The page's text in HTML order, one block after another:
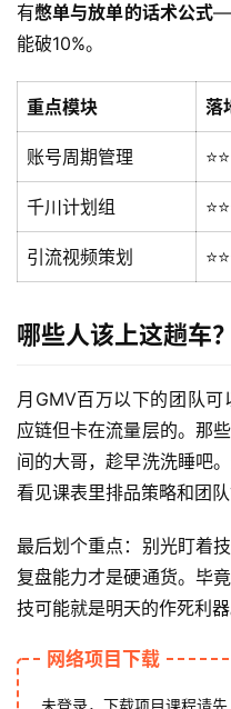
页
网
创
快
讯
赚
目
中
创
网
冒
泡
网
有憋单与放单的话术公式
能破10%。
重点模块 落
账号周期管理
千川计划组
引流视频策划
哪些人该上这趟车？
月GMV百万以下的团队
应链但卡在流量层的。那
间的大哥，趁早洗洗睡吧
看见课表里排品策略和团
最后划个重点：别光盯着
复盘能力才是硬通货。毕
技可能就是明天的作死利器
网络项目下载
未登录，下载项目课程请先